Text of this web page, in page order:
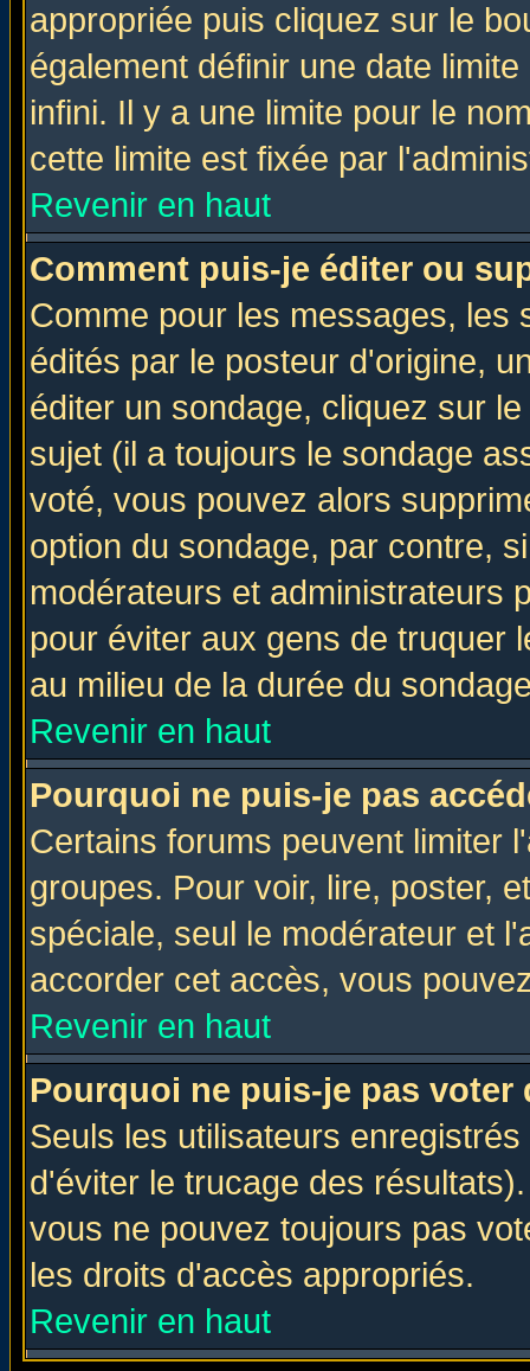
appropriée puis cliquez sur le
également définir une date
infini. Il y a une limite pour le
cette limite est fixée par
Revenir en haut
Comment puis-je éditer ou
Comme pour les messages, les
édités par le posteur d'origine,
éditer un sondage, cliquez sur
sujet (il a toujours le sondage
voté, vous pouvez alors
option du sondage, par contre,
modérateurs et administrateurs
pour éviter aux gens de truquer
au milieu de la durée du
Revenir en haut
Pourquoi ne puis-je pas
Certains forums peuvent limiter
groupes. Pour voir, lire, poster,
spéciale, seul le modérateur et
accorder cet accès, vous
Revenir en haut
Pourquoi ne puis-je pas voter
Seuls les utilisateurs
d'éviter le trucage des
vous ne pouvez toujours pas
les droits d'accès appropriés.
Revenir en haut